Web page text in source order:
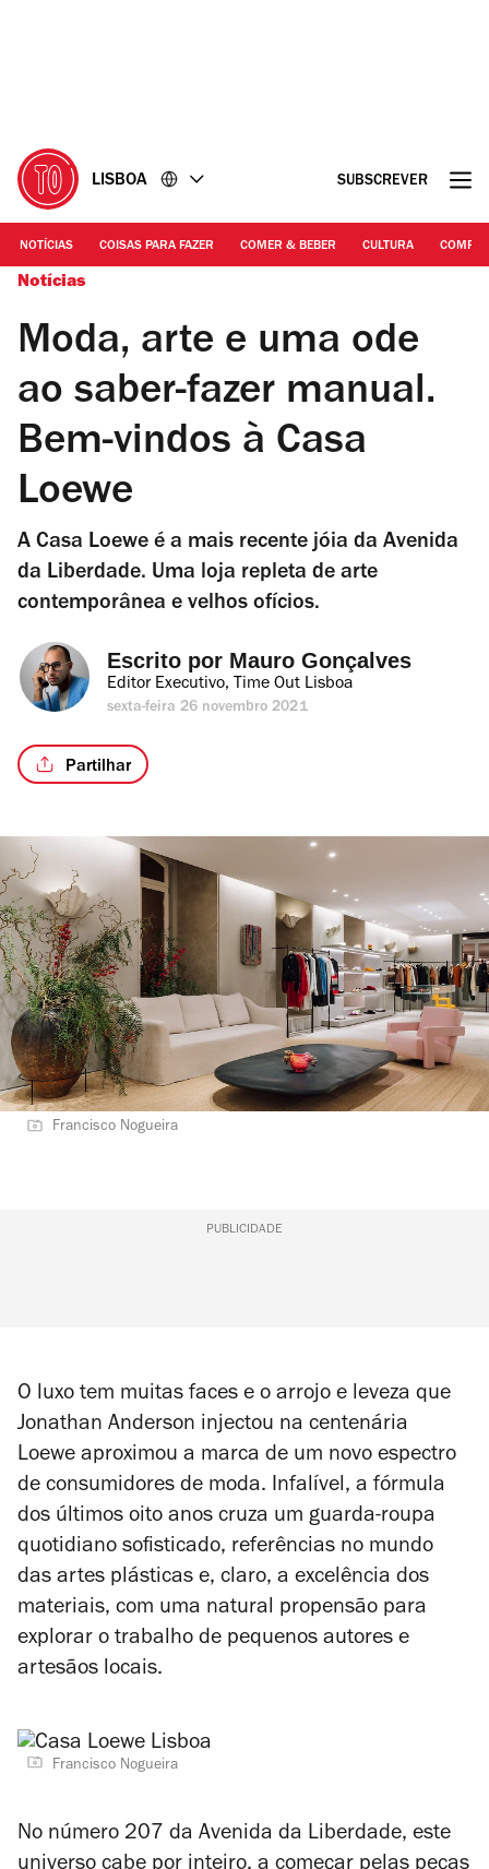
LISBOA SUBSCREVER
NOTÍCIAS COISAS PARA FAZER COMER & BEBER CULTURA
Notícias
Moda, arte e uma ode
ao saber-fazer manual.
Bem-vindos à Casa
Loewe
A Casa Loewe é a mais recente jóia da Avenida
da Liberdade. Uma loja repleta de arte
contemporânea e velhos ofícios.
Escrito por Mauro Gonçalves
Editor Executivo, Time Out Lisboa
sexta-feira 26 novembro 2021
Partilhar
Francisco Nogueira
PUBLICIDADE
O luxo tem muitas faces e o arrojo e leveza que
Jonathan Anderson injectou na centenária
Loewe aproximou a marca de um novo espectro
de consumidores de moda. Infalível, a fórmula
dos últimos oito anos cruza um guarda-roupa
quotidiano sofisticado, referências no mundo
das artes plásticas e, claro, a excelência dos
materiais, com uma natural propensão para
explorar o trabalho de pequenos autores e
artesãos locais.
Francisco Nogueira
No número 207 da Avenida da Liberdade, este